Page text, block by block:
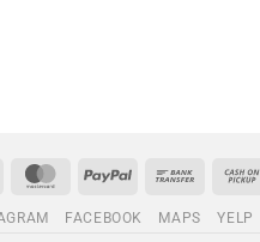
MasterCardPayPal
Bank
FACEBOOK MAPS YELP